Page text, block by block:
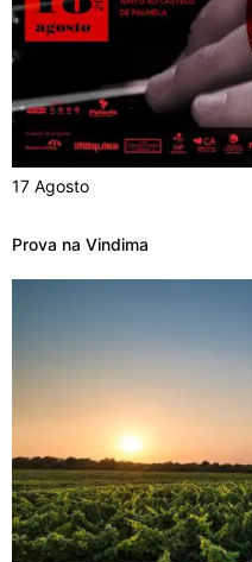
17 Agosto
Prova na Vindima